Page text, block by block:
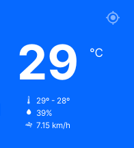
29 ℃
29º - 28º
39%
7.15 km/h